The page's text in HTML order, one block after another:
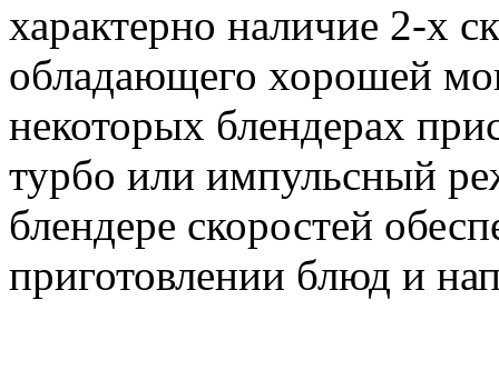
характерно наличие 2-х
обладающего хорошей
некоторых блендерах
турбо или импульсный
блендере скоростей
приготовлении блюд и